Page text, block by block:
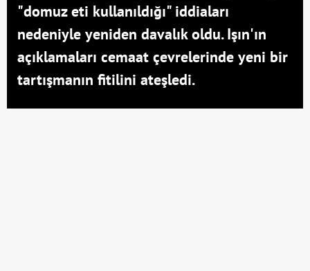
"domuz eti kullanıldığı" iddiaları
nedeniyle yeniden davalık oldu. Işın'ın
açıklamaları cemaat çevrelerinde yeni bir
tartışmanın fitilini ateşledi.